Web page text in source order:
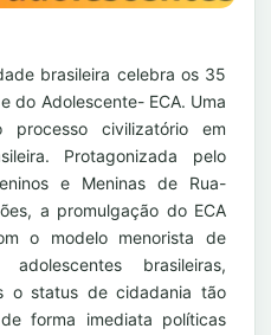
brasileira celebra os 35
do Adolescente- ECA. Uma
civilizatório em
Protagonizada pelo
e Meninas de Rua-
a promulgação do ECA
o modelo menorista de
brasileiras,
o status de cidadania tão
forma imediata políticas